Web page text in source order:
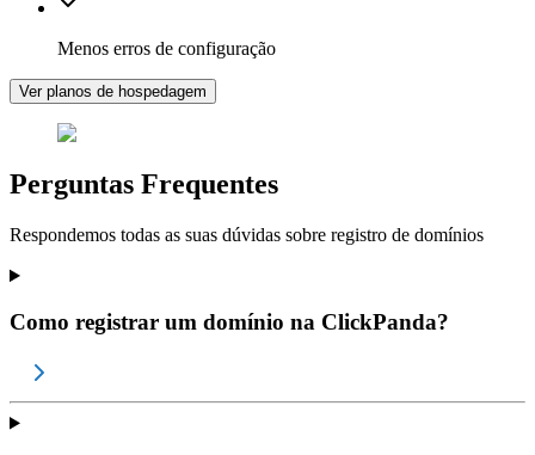
Menos erros de configuração
Ver planos de hospedagem
Perguntas Frequentes
Respondemos todas as suas dúvidas sobre registro de domínios
Como registrar um domínio na ClickPanda?